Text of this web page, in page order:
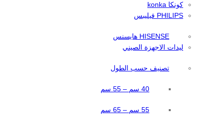
كونكا konka
PHILIPS فيليبس
HISENSE هايسنس
ليدات الاجهزة الصيني
تصنيف حسب الطول
40 سم – 55 سم
55 سم – 65 سم